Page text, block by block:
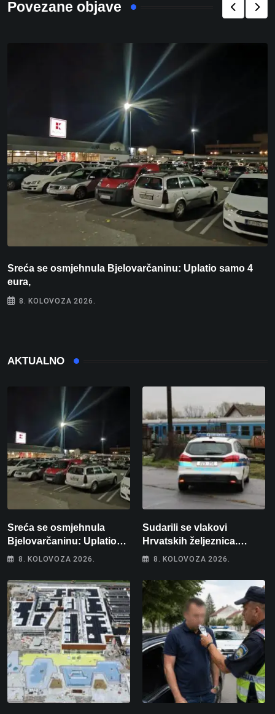
Povezane objave
Sreća se osmjehnula Bjelovarčaninu: Uplatio samo 4
eura,
8. KOLOVOZA 2026.
AKTUALNO
Sreća se osmjehnula
Bjelovarčaninu: Uplatio
samo 4 eura, a osvojio
8. KOLOVOZA 2026.
Sudarili se vlakovi
Hrvatskih željeznica.
Šestero osoba teško
intenzivnoj
8. KOLOVOZA 2026.